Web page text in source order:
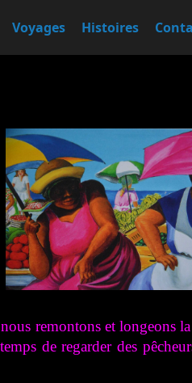
Voyages Histoires
remontons et longeons
de regarder des